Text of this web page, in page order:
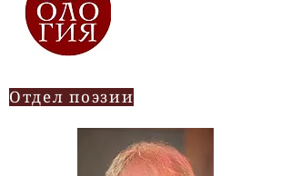
Отдел поэзии